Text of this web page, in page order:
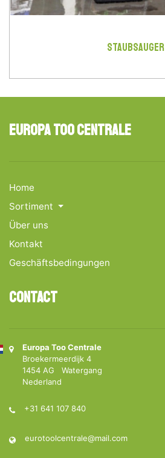
STAUBSAUGER
Europa Too Centrale
Home
Sortiment
Über uns
Kontakt
Geschäftsbedingungen
Contact
Europa Too Centrale
Broekermeerdijk 4
1454 AG Watergang
Nederland
+31 641 107 840
eurotoolcentrale@mail.com